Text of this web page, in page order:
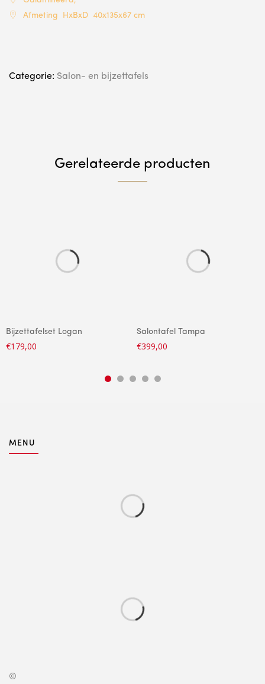
Afmeting HxBxD 40x135x67 cm
Categorie: Salon- en bijzettafels
Gerelateerde producten
Bijzettafelset Logan
€179,00
Salontafel Tampa
€399,00
MENU
©